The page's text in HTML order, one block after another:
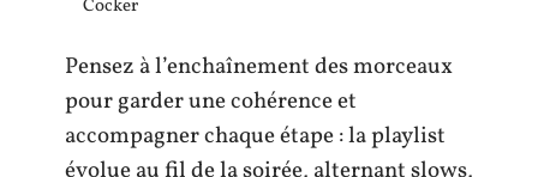
Cocker
Pensez à l’enchaînement des morceaux
pour garder une cohérence et
accompagner chaque étape : la playlist